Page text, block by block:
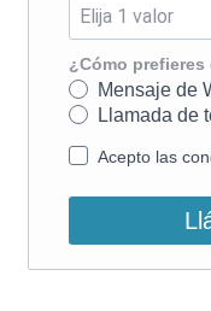
¿Cómo
Mensaje de
Llamada de
Acepto las